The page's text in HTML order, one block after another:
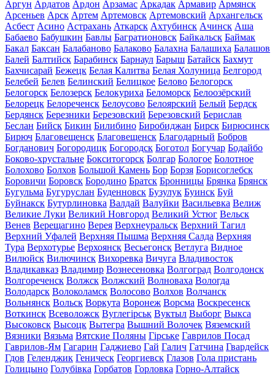
Аргун Ардатов Ардон Арзамас Аркадак Армавир Армянск
Арсеньев Арск Артем Артемовск Артемовский Архангельск
Асбест Асино Астрахань Аткарск Ахтубинск Ачинск Аша
Бабаево Бабушкин Бавлы Багратионовск Байкальск Баймак
Бакал Баксан Балабаново Балаково Балахна Балашиха Балашов
Балей Балтийск Барабинск Барнаул Барыш Батайск Бахмут
Бахчисарай Бежецк Белая Калитва Белая Холуница Белгород
Белебей Белев Белинский Белицкое Белово Белогорск
Белогорск Белозерск Белокуриха Беломорск Белоозёрский
Белорецк Белореченск Белоусово Белоярский Белый Бердск
Бердянск Березники Березовский Березовский Берислав
Беслан Бийск Бикин Билибино Биробиджан Бирск Бирюсинск
Бирюч Благовещенск Благовещенск Благодарный Бобров
Богданович Богородицк Богородск Боготол Богучар Бодайбо
Боково-хрустальне Бокситогорск Болгар Бологое Болотное
Болохово Болхов Большой Камень Бор Борзя Борисоглебск
Боровичи Боровск Бородино Братск Бронницы Брянка Брянск
Бугульма Бугуруслан Буденновск Бузулук Буинск Буй
Буйнакск Бутурлиновка Валдай Валуйки Васильевка Велиж
Великие Луки Великий Новгород Великий Устюг Вельск
Венев Верещагино Верея Верхнеуральск Верхний Тагил
Верхний Уфалей Верхняя Пышма Верхняя Салда Верхняя
Тура Верхотурье Верхоянск Весьегонск Ветлуга Видное
Вилюйск Вилючинск Вихоревка Вичуга Владивосток
Владикавказ Владимир Вознесеновка Волгоград Волгодонск
Волгореченск Волжск Волжский Волноваха Вологда
Володарск Волоколамск Волосово Волхов Волчанск
Вольнянск Вольск Воркута Воронеж Ворсма Воскресенск
Воткинск Всеволожск Вуглегірськ Вуктыл Выборг Выкса
Высоковск Высоцк Вытегра Вышний Волочек Вяземский
Вязники Вязьма Вятские Поляны Гірське Гаврилов Посад
Гаврилов-Ям Гагарин Гаджиево Гай Галич Гатчина Гвардейск
Гдов Геленджик Геническ Георгиевск Глазов Гола пристань
Голицыно Голубівка Горбатов Горловка Горно-Алтайск